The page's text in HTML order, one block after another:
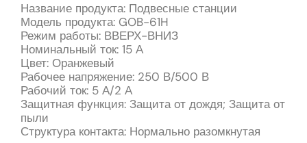
Название продукта: Подвесные станции
Модель продукта: GOB-61H
Режим работы: ВВЕРХ-ВНИЗ
Номинальный ток: 15 А
Цвет: Оранжевый
Рабочее напряжение: 250 В/500 В
Рабочий ток: 5 А/2 А
Защитная функция: Защита от дождя; Защита от
пыли
Структура контакта: Нормально разомкнутая